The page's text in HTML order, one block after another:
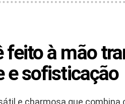
feito à mão
e sofisticação